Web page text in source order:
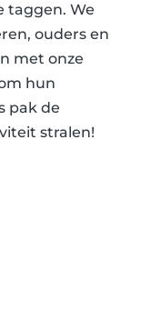
taggen. We
ouders en
met onze
hun
pak de
stralen!